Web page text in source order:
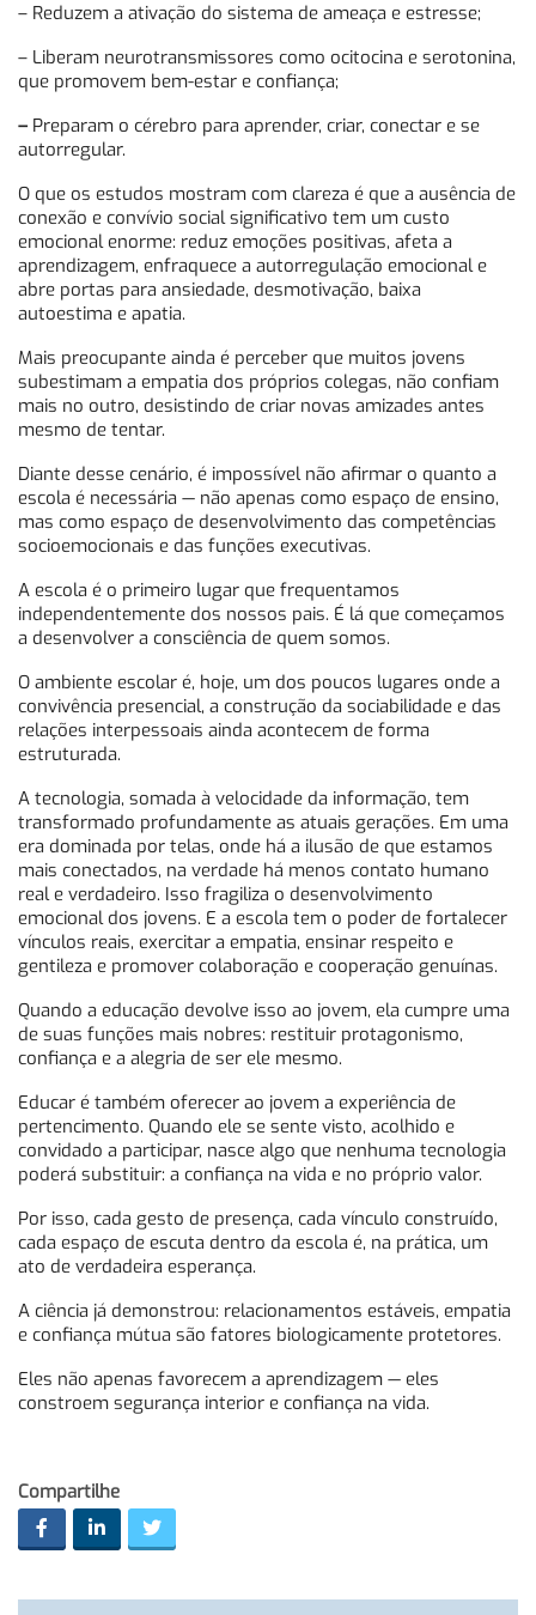
– Reduzem a ativação do sistema de ameaça e estresse;
– Liberam neurotransmissores como ocitocina e serotonina,
que promovem bem-estar e confiança;
– Preparam o cérebro para aprender, criar, conectar e se
autorregular.
O que os estudos mostram com clareza é que a ausência de
conexão e convívio social significativo tem um custo
emocional enorme: reduz emoções positivas, afeta a
aprendizagem, enfraquece a autorregulação emocional e
abre portas para ansiedade, desmotivação, baixa
autoestima e apatia.
Mais preocupante ainda é perceber que muitos jovens
subestimam a empatia dos próprios colegas, não confiam
mais no outro, desistindo de criar novas amizades antes
mesmo de tentar.
Diante desse cenário, é impossível não afirmar o quanto a
escola é necessária — não apenas como espaço de ensino,
mas como espaço de desenvolvimento das competências
socioemocionais e das funções executivas.
A escola é o primeiro lugar que frequentamos
independentemente dos nossos pais. É lá que começamos
a desenvolver a consciência de quem somos.
O ambiente escolar é, hoje, um dos poucos lugares onde a
convivência presencial, a construção da sociabilidade e das
relações interpessoais ainda acontecem de forma
estruturada.
A tecnologia, somada à velocidade da informação, tem
transformado profundamente as atuais gerações. Em uma
era dominada por telas, onde há a ilusão de que estamos
mais conectados, na verdade há menos contato humano
real e verdadeiro. Isso fragiliza o desenvolvimento
emocional dos jovens. E a escola tem o poder de fortalecer
vínculos reais, exercitar a empatia, ensinar respeito e
gentileza e promover colaboração e cooperação genuínas.
Quando a educação devolve isso ao jovem, ela cumpre uma
de suas funções mais nobres: restituir protagonismo,
confiança e a alegria de ser ele mesmo.
Educar é também oferecer ao jovem a experiência de
pertencimento. Quando ele se sente visto, acolhido e
convidado a participar, nasce algo que nenhuma tecnologia
poderá substituir: a confiança na vida e no próprio valor.
Por isso, cada gesto de presença, cada vínculo construído,
cada espaço de escuta dentro da escola é, na prática, um
ato de verdadeira esperança.
A ciência já demonstrou: relacionamentos estáveis, empatia
e confiança mútua são fatores biologicamente protetores.
Eles não apenas favorecem a aprendizagem — eles
constroem segurança interior e confiança na vida.
Compartilhe